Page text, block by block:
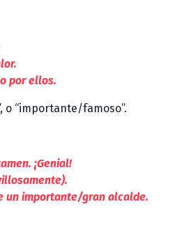
por ellos.
o “importante/famoso”.
¡Genial!
un importante/gran alcalde.